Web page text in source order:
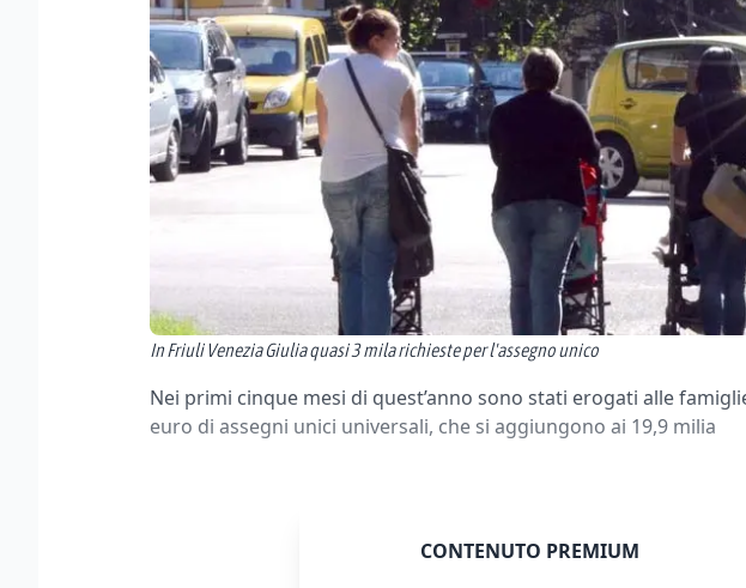
In Friuli Venezia Giulia quasi 3 mila richieste per l'assegno unico
Nei primi cinque mesi di quest’anno sono stati erogati alle
euro di assegni unici universali, che si aggiungono ai 19,9 milia
CONTENUTO PREMIUM